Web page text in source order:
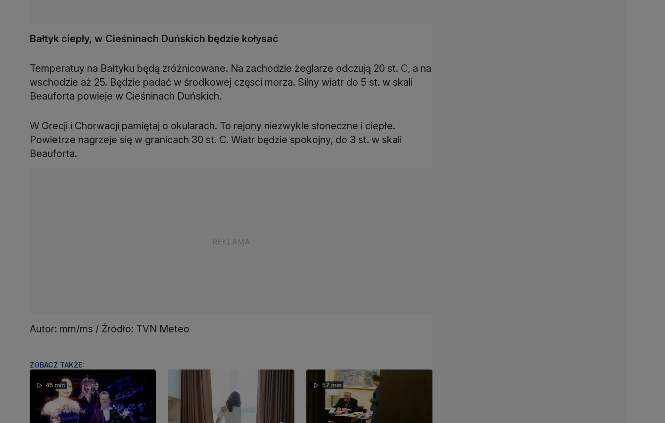
Bałtyk ciepły, w Cieśninach Duńskich będzie kołysać
Temperatuy na Bałtyku będą zróżnicowane. Na zachodzie żeglarze odczują 20 st. C, a na
wschodzie aż 25. Będzie padać w środkowej częsci morza. Silny wiatr do 5 st. w skali
Beauforta powieje w Cieśninach Duńskich.
W Grecji i Chorwacji pamiętaj o okularach. To rejony niezwykle słoneczne i ciepłe.
Powietrze nagrzeje się w granicach 30 st. C. Wiatr będzie spokojny, do 3 st. w skali
Beauforta.
Autor: mm/ms / Źródło: TVN Meteo
ZOBACZ TAKŻE:
45 min 57 min